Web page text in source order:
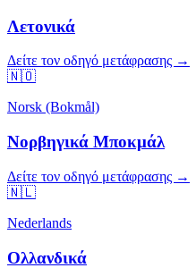
Λετονικά
Δείτε τον οδηγό μετάφρασης →
🇳🇴
Norsk (Bokmål)
Νορβηγικά Μποκμάλ
Δείτε τον οδηγό μετάφρασης →
🇳🇱
Nederlands
Ολλανδικά